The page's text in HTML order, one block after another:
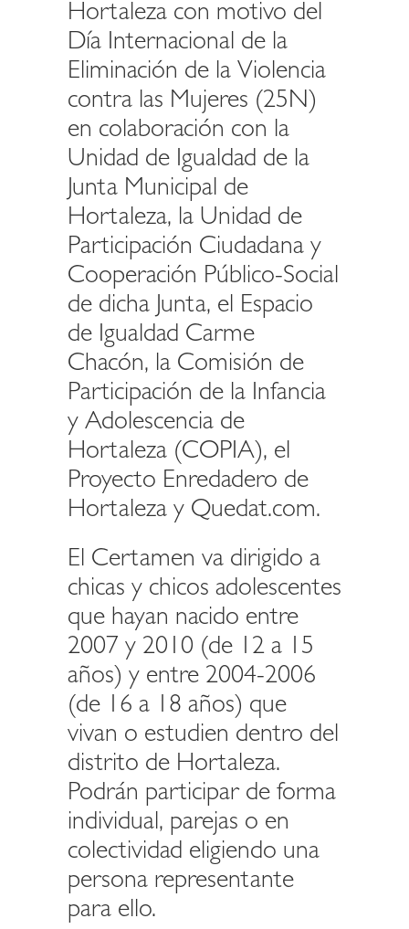
Hortaleza con motivo del
Día Internacional de la
Eliminación de la Violencia
contra las Mujeres (25N)
en colaboración con la
Unidad de Igualdad de la
Junta Municipal de
Hortaleza, la Unidad de
Participación Ciudadana y
Cooperación Público-Social
de dicha Junta, el Espacio
de Igualdad Carme
Chacón, la Comisión de
Participación de la Infancia
y Adolescencia de
Hortaleza (COPIA), el
Proyecto Enredadero de
Hortaleza y Quedat.com.
El Certamen va dirigido a
chicas y chicos adolescentes
que hayan nacido entre
2007 y 2010 (de 12 a 15
años) y entre 2004-2006
(de 16 a 18 años) que
vivan o estudien dentro del
distrito de Hortaleza.
Podrán participar de forma
individual, parejas o en
colectividad eligiendo una
persona representante
para ello.